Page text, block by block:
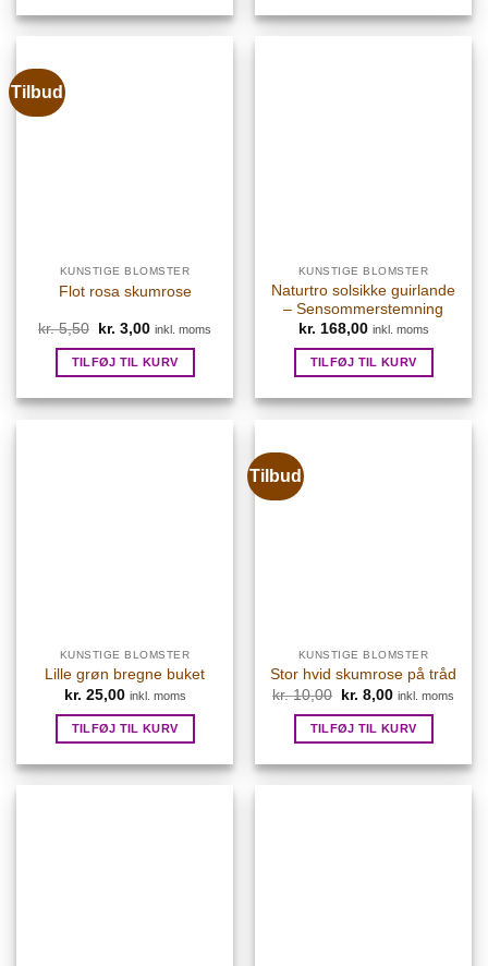
Tilbud
KUNSTIGE BLOMSTER
Flot rosa skumrose
kr.5,50
Den
pris
var:
kr. 3,00 Den
pris
er:
inkl. moms
TILFØJ TIL KURV
KUNSTIGE BLOMSTER
Naturtro solsikke guirlande
– Sensommerstemning
kr. 168,00 inkl. moms
TILFØJ TIL KURV
KUNSTIGE BLOMSTER
Lille grøn bregne buket
kr. 25,00 inkl. moms
TILFØJ TIL KURV
Tilbud
KUNSTIGE BLOMSTER
Stor hvid skumrose på tråd
kr.10,00
Den
pris
var:
kr. 8,00 Den
pris
er:
inkl. moms
TILFØJ TIL KURV